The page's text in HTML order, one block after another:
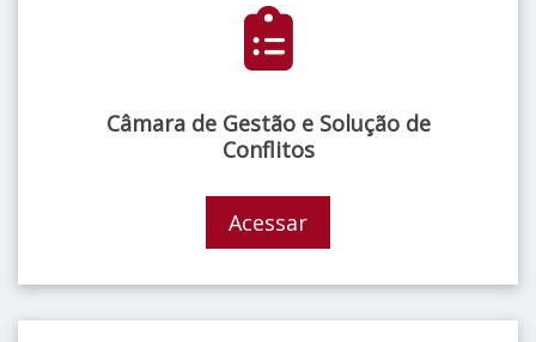
Câmara de Gestão e Solução de
Conflitos
Acessar